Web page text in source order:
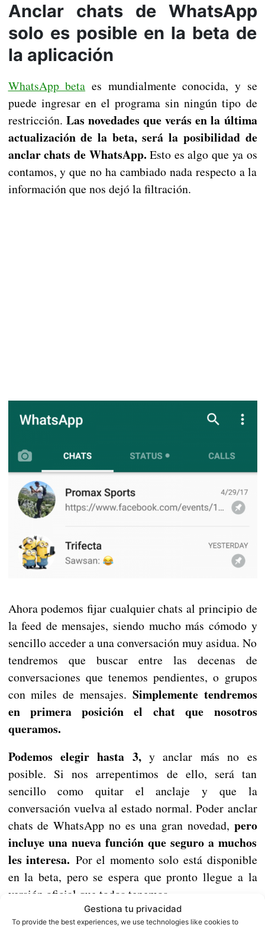
Gestiona tu privacidad
To provide the best experiences, we use technologies like cookies to
Anclar chats de WhatsApp
solo es posible en la beta de
la aplicación
WhatsApp beta es mundialmente conocida, y se
puede ingresar en el programa sin ningún tipo de
restricción. Las novedades que verás en la última
actualización de la beta, será la posibilidad de
anclar chats de WhatsApp. Esto es algo que ya os
contamos, y que no ha cambiado nada respecto a la
información que nos dejó la filtración.
Ahora podemos fijar cualquier chats al principio de
la feed de mensajes, siendo mucho más cómodo y
sencillo acceder a una conversación muy asidua. No
tendremos que buscar entre las decenas de
conversaciones que tenemos pendientes, o grupos
con miles de mensajes. Simplemente tendremos
en primera posición el chat que nosotros
queramos.
Podemos elegir hasta 3,y anclar más no es
posible. Si nos arrepentimos de ello, será tan
sencillo como quitar el anclaje y que la
conversación vuelva al estado normal. Poder anclar
chats de WhatsApp no es una gran novedad, pero
incluye una nueva función que seguro a muchos
les interesa. Por el momento solo está disponible
en la beta, pero se espera que pronto llegue a la
versión oficial que todos tenemos.